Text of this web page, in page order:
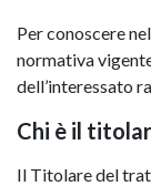
Per conoscere
normativa
dell’interessato
Chi è il
Il Titolare del